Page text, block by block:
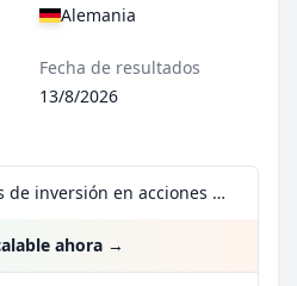
Alemania
Fecha de resultados
13/8/2026
Más de 4.500 planes de inversión en acciones desde 1 €
ahora →